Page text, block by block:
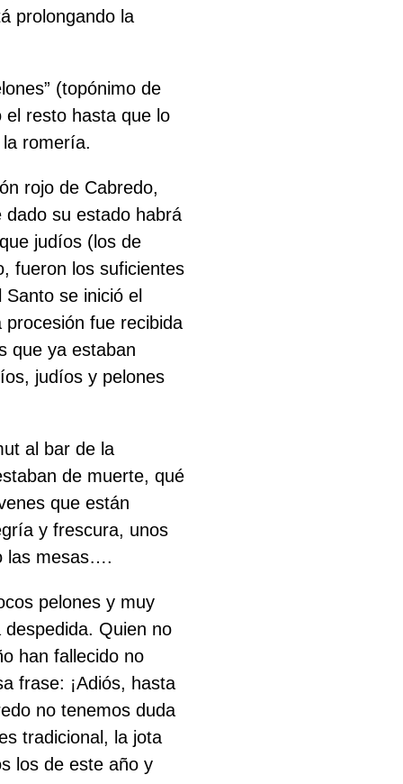
prolongando la
(topónimo de
el resto hasta que lo
romería.
rojo de Cabredo,
su estado habrá
judíos (los de
fueron los suficientes
se inició el
fue recibida
que ya estaban
judíos y pelones
al bar de la
de muerte, qué
que están
y frescura, unos
las mesas….
pelones y muy
Quien no
han fallecido no
frase: ¡Adiós, hasta
no tenemos duda
tradicional, la jota
los de este año y